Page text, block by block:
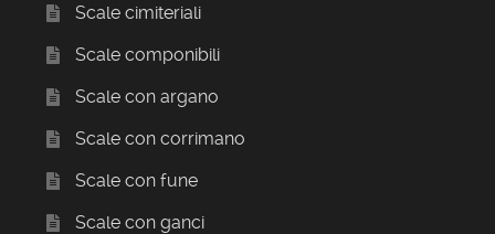
Scale cimiteriali
Scale componibili
Scale con argano
Scale con corrimano
Scale con fune
Scale con ganci